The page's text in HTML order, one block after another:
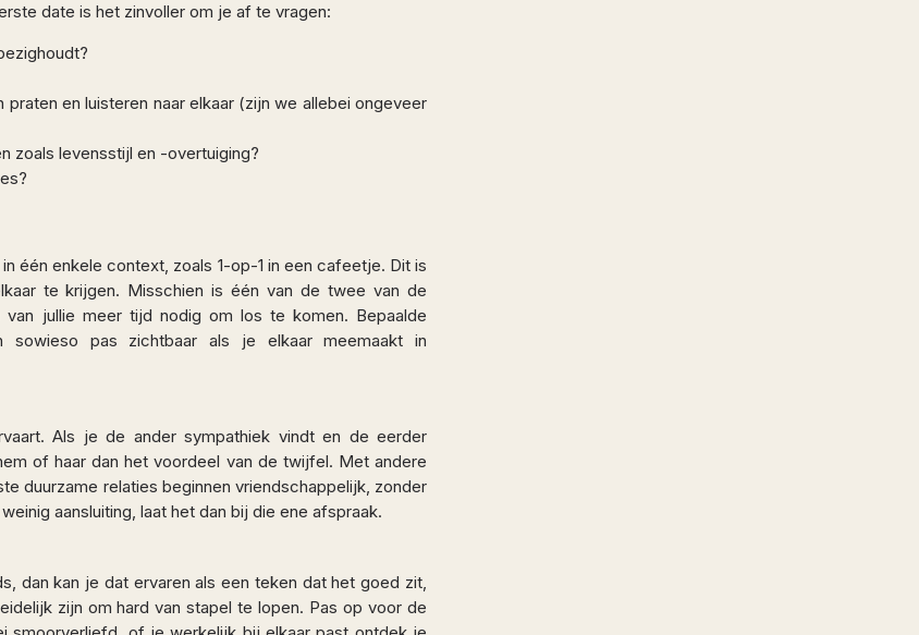
date is het zinvoller om je af te vragen:
en luisteren naar elkaar (zijn we allebei ongeveer
zoals levensstijl en -overtuiging?
één enkele context, zoals 1-op-1 in een cafeetje. Dit is
te krijgen. Misschien is één van de twee van de
jullie meer tijd nodig om los te komen. Bepaalde
sowieso pas zichtbaar als je elkaar meemaakt in
Als je de ander sympathiek vindt en de eerder
of haar dan het voordeel van de twijfel. Met andere
duurzame relaties beginnen vriendschappelijk, zonder
aansluiting, laat het dan bij die ene afspraak.
dan kan je dat ervaren als een teken dat het goed zit,
zijn om hard van stapel te lopen. Pas op voor de